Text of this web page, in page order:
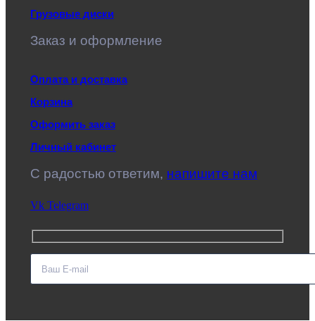
Грузовые диски
Заказ и оформление
Оплата и доставка
Корзина
Оформить заказ
Личный кабинет
C радостью ответим, напишите нам
Vk Telegram